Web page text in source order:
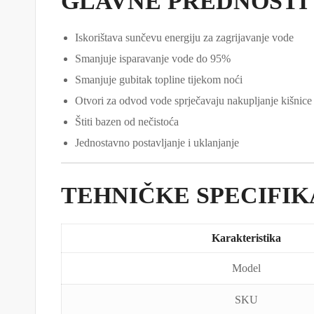
Iskorištava sunčevu energiju za zagrijavanje vode
Smanjuje isparavanje vode do 95%
Smanjuje gubitak topline tijekom noći
Otvori za odvod vode sprječavaju nakupljanje kišnice
Štiti bazen od nečistoća
Jednostavno postavljanje i uklanjanje
TEHNIČKE
Karakteristika
Model
SKU